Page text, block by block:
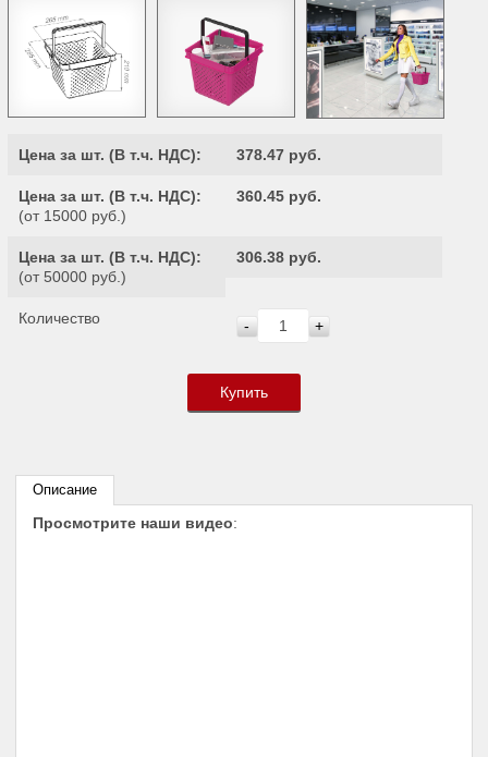
Цена за шт. (В т.ч. НДС): 378.47 руб.
Цена за шт. (В т.ч. НДС):
(от 15000 руб.)
360.45 руб.
Цена за шт. (В т.ч. НДС):
(от 50000 руб.)
306.38 руб.
Количество - +
Купить
Описание
Просмотрите наши видео: